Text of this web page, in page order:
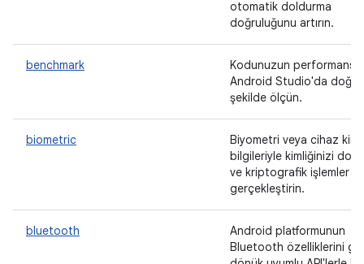
otomatik doldurma
doğruluğunu artırın.
benchmark
Kodunuzun
Android Studio'da doğru
şekilde ölçün.
biometric
Biyometri veya cihaz
bilgileriyle kimliğinizi
ve kriptografik işlemler
gerçekleştirin.
bluetooth
Android platformunun
Bluetooth özelliklerini